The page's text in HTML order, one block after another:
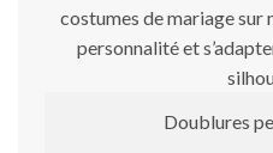
costumes de mariage
personnalité et
Doublures